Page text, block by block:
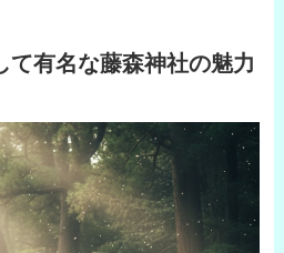
て有名な藤森神社の魅力